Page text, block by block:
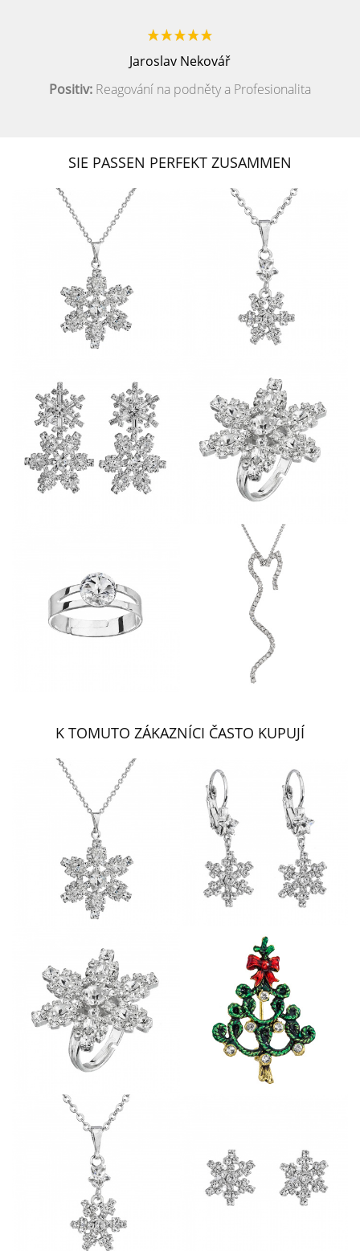
Jaroslav Nekovář
Positiv: Reagování na podněty a Profesionalita
SIE PASSEN PERFEKT ZUSAMMEN
K TOMUTO ZÁKAZNÍCI ČASTO KUPUJÍ